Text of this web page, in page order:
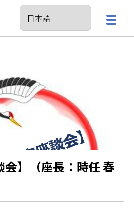
会】（座長：時任 春